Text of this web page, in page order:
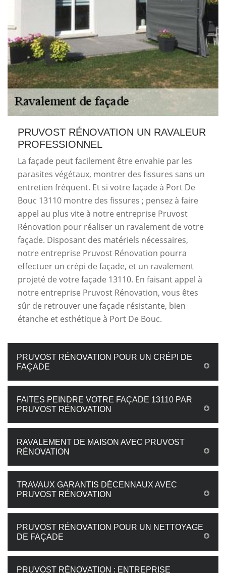
PRUVOST RÉNOVATION UN RAVALEUR
PROFESSIONNEL
La façade peut facilement être envahie par les
parasites végétaux, montrer des fissures sans un
entretien fréquent. Et si votre façade à Port De
Bouc 13110 montre des fissures ; pensez à faire
appel au plus vite à notre entreprise Pruvost
Rénovation pour réaliser un ravalement de votre
façade. Disposant des matériels nécessaires,
notre entreprise Pruvost Rénovation pourra
effectuer un crépi de façade, et un ravalement
projeté de votre façade 13110. En faisant appel à
notre entreprise Pruvost Rénovation, vous êtes
sûr de retrouver une façade résistante, bien
étanche et esthétique à Port De Bouc.
PRUVOST RÉNOVATION POUR UN CRÉPI DE
FAÇADE
FAITES PEINDRE VOTRE FAÇADE 13110 PAR
PRUVOST RÉNOVATION
RAVALEMENT DE MAISON AVEC PRUVOST
RÉNOVATION
TRAVAUX GARANTIS DÉCENNAUX AVEC
PRUVOST RÉNOVATION
PRUVOST RÉNOVATION POUR UN NETTOYAGE
DE FAÇADE
PRUVOST RÉNOVATION : ENTREPRISE